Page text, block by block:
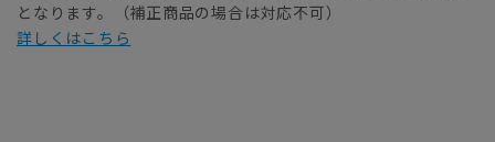
となります。（補正商品の場合は対応不可）
詳しくはこちら